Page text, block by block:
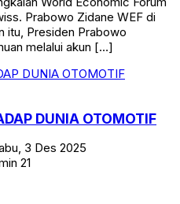
Prabowo Zidane WEF di
itu, Presiden Prabowo
melalui akun […]
DUNIA OTOMOTIF
3 Des 2025
21